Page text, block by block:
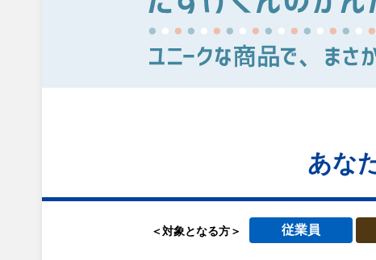
あな
＜対象となる方＞ 従業員